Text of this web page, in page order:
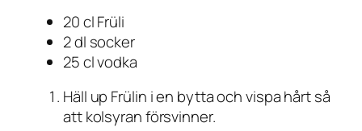
20 cl Früli
2 dl socker
25 cl vodka
Häll up Frülin i en bytta och vispa hårt så
att kolsyran försvinner.